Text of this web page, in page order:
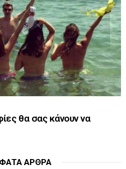
θα σας κάνουν να
ΆΡΘΡΑ